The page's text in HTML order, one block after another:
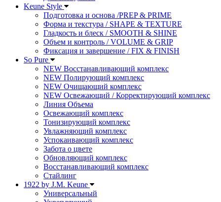
Keune Style
Подготовка и основа /PREP & PRIME
Форма и текстура / SHAPE & TEXTURE
Гладкость и блеск / SMOOTH & SHINE
Объем и контроль / VOLUME & GRIP
Фиксация и завершение / FIX & FINISH
So Pure
NEW Восстанавливающий комплекс
NEW Полирующий комплекс
NEW Очищающий комплекс
NEW Освежающий / Корректирующий комплекс
Линия Объема
Освежающий комплекс
Тонизирующий комплекс
Увлажняющий комплекс
Успокаивающий комплекс
Забота о цвете
Обновляющий комплекс
Восстанавливающий комплекс
Стайлинг
1922 by J.M. Keune
Универсальный